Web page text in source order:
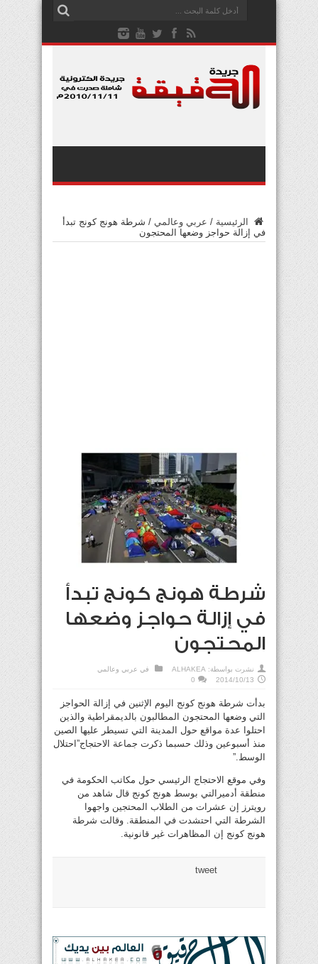
الرئيسية / عربي وعالمي / شرطة هونج كونج تبدأ
في إزالة حواجز وضعها المحتجون
شرطة هونج كونج تبدأ
في إزالة حواجز وضعها
المحتجون
نشرت بواسطة: ALHAKEA في عربي وعالمي
2014/10/13
0
بدأت شرطة هونج كونج اليوم الإثنين في إزالة الحواجز
التي وضعها المحتجون المطالبون بالديمقراطية والذين
احتلوا عدة مواقع حول المدينة التي تسيطر عليها الصين
منذ أسبوعين وذلك حسبما ذكرت جماعة الاحتجاج”احتلال
الوسط.”
وفي موقع الاحتجاج الرئيسي حول مكاتب الحكومة في
منطقة أدميرالتي بوسط هونج كونج قال شاهد من
رويترز إن عشرات من الطلاب المحتجين واجهوا
الشرطة التي احتشدت في المنطقة. وقالت شرطة
هونج كونج إن المظاهرات غير قانونية.
tweet